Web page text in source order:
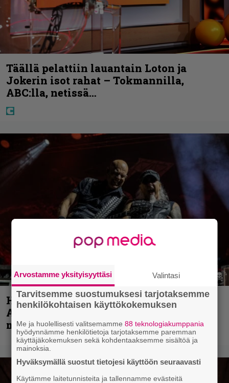
Täällä pelattiin lauantain Loton ja
Jokerin isot rahat – Tokmannilla,
ABC:lla, netissä…
Hellsinki Metal Festival kuvina, osa 1 –
Accept, Carcass, Black Label Society ja
muita avauspäivän esiintyjiä
Arvostamme yksityisyyttäsi Valintasi
Tarvitsemme suostumuksesi tarjotaksemme
henkilökohtaisen käyttökokemuksen
Me ja huolellisesti valitsemamme88 teknologiakumppania
hyödynnämme henkilötietoja tarjotaksemme paremman
käyttäjäkokemuksen sekä kohdentaaksemme sisältöä ja
mainoksia.
Hyväksymällä suostut tietojesi käyttöön seuraavasti
Käytämme laitetunnisteita ja tallennamme evästeitä